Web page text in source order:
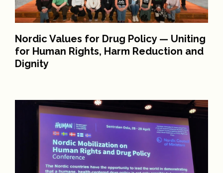
Nordic Values for Drug Policy — Uniting
for Human Rights, Harm Reduction and
Dignity